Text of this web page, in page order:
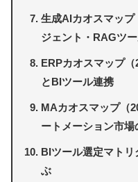
生成AIカオスマッ
ジェント・RAGツ
ERPカオスマップ
とBIツール連携
MAカオスマップ（
ートメーション市場
BIツール選定マト
ぶ